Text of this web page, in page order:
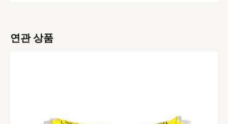
연관 상품